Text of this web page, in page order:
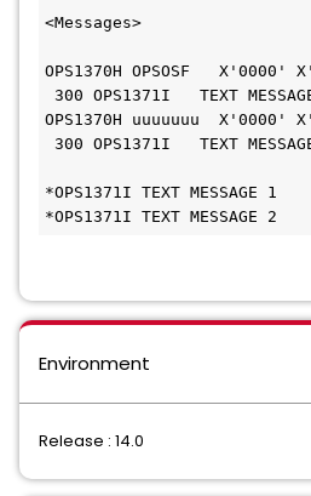
<Messages>
OPS1370H OPSOSF   X'0000'
300 OPS1371I   TEXT
OPS1370H uuuuuuu  X'0000'
300 OPS1371I   TEXT
*OPS1371I TEXT MESSAGE 1
*OPS1371I TEXT MESSAGE 2
Environment
Release : 14.0